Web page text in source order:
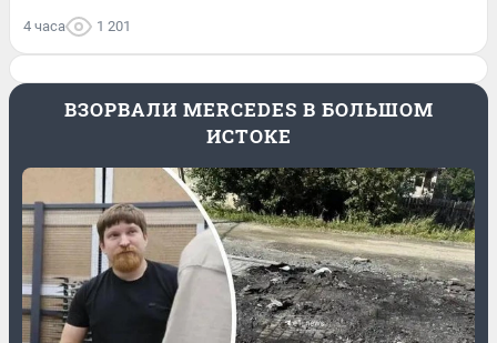
4 часа 1 201
ВЗОРВАЛИ MERCEDES В БОЛЬШОМ
ИСТОКЕ